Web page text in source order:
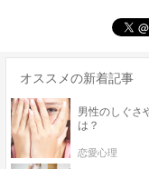
オススメの新着記事
男性のしぐさ
は？
恋愛心理